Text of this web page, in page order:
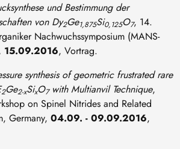
und Bestimmung der
von Dy2Ge1,875Si0,125O7, 14.
Nachwuchssymposium (MANS-
15.09.2016, Vortrag.
synthesis of geometric frustrated rare
2Ge2-xSixO7with Multianvil Technique,
on Spinel Nitrides and Related
Germany, 04.09. - 09.09.2016,